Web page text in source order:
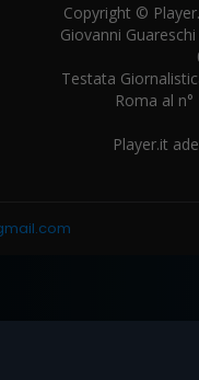
Copyright ©
Giovanni
Testata
Roma al
Player.it